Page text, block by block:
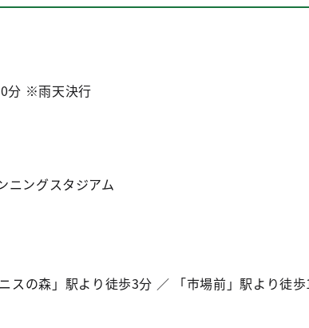
分 ※雨天決行
ニングスタジアム
スの森」駅より徒歩3分 ／ 「市場前」駅より徒